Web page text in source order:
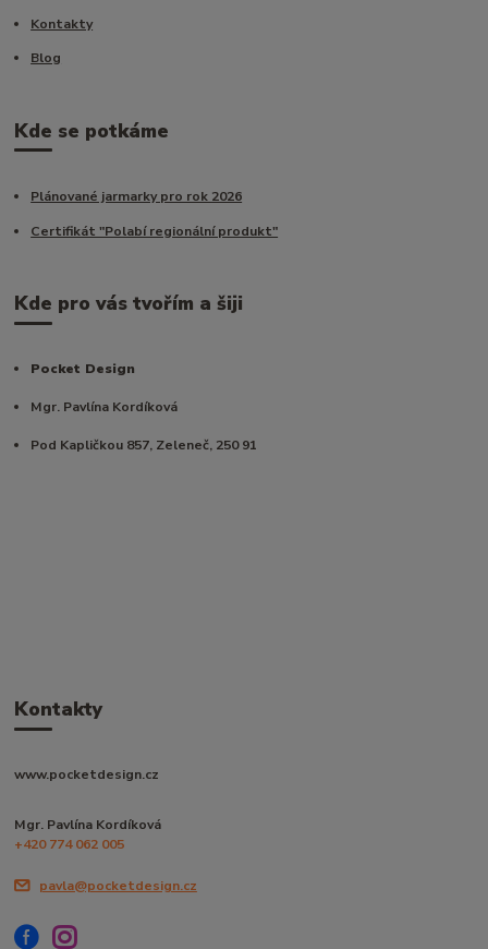
Kontakty
Blog
Kde se potkáme
Plánované jarmarky pro rok 2026
Certifikát "Polabí regionální produkt"
Kde pro vás tvořím a šiji
Pocket Design
Mgr. Pavlína Kordíková
Pod Kapličkou 857, Zeleneč, 250 91
Kontakty
www.pocketdesign.cz
Mgr. Pavlína Kordíková
+420 774 062 005
pavla@pocketdesign.cz